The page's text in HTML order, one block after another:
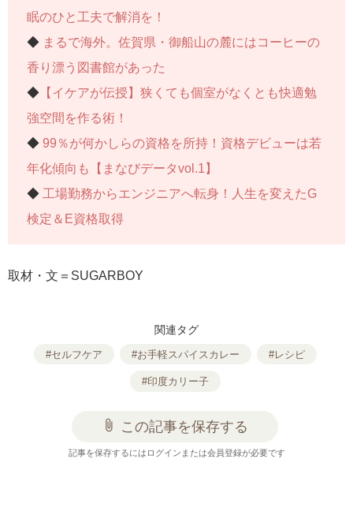
眠のひと工夫で解消を！
◆ まるで海外。佐賀県・御船山の麓にはコーヒーの
香り漂う図書館があった
◆ 【イケアが伝授】狭くても個室がなくとも快適勉
強空間を作る術！
◆ 99％が何かしらの資格を所持！資格デビューは若
年化傾向も【まなびデータvol.1】
◆ 工場勤務からエンジニアへ転身！人生を変えたG
検定＆E資格取得
取材・文＝SUGARBOY
関連タグ
#セルフケア #お手軽スパイスカレー #レシピ
#印度カリー子
attach_file この記事を保存する
記事を保存するにはログインまたは会員登録が必要です